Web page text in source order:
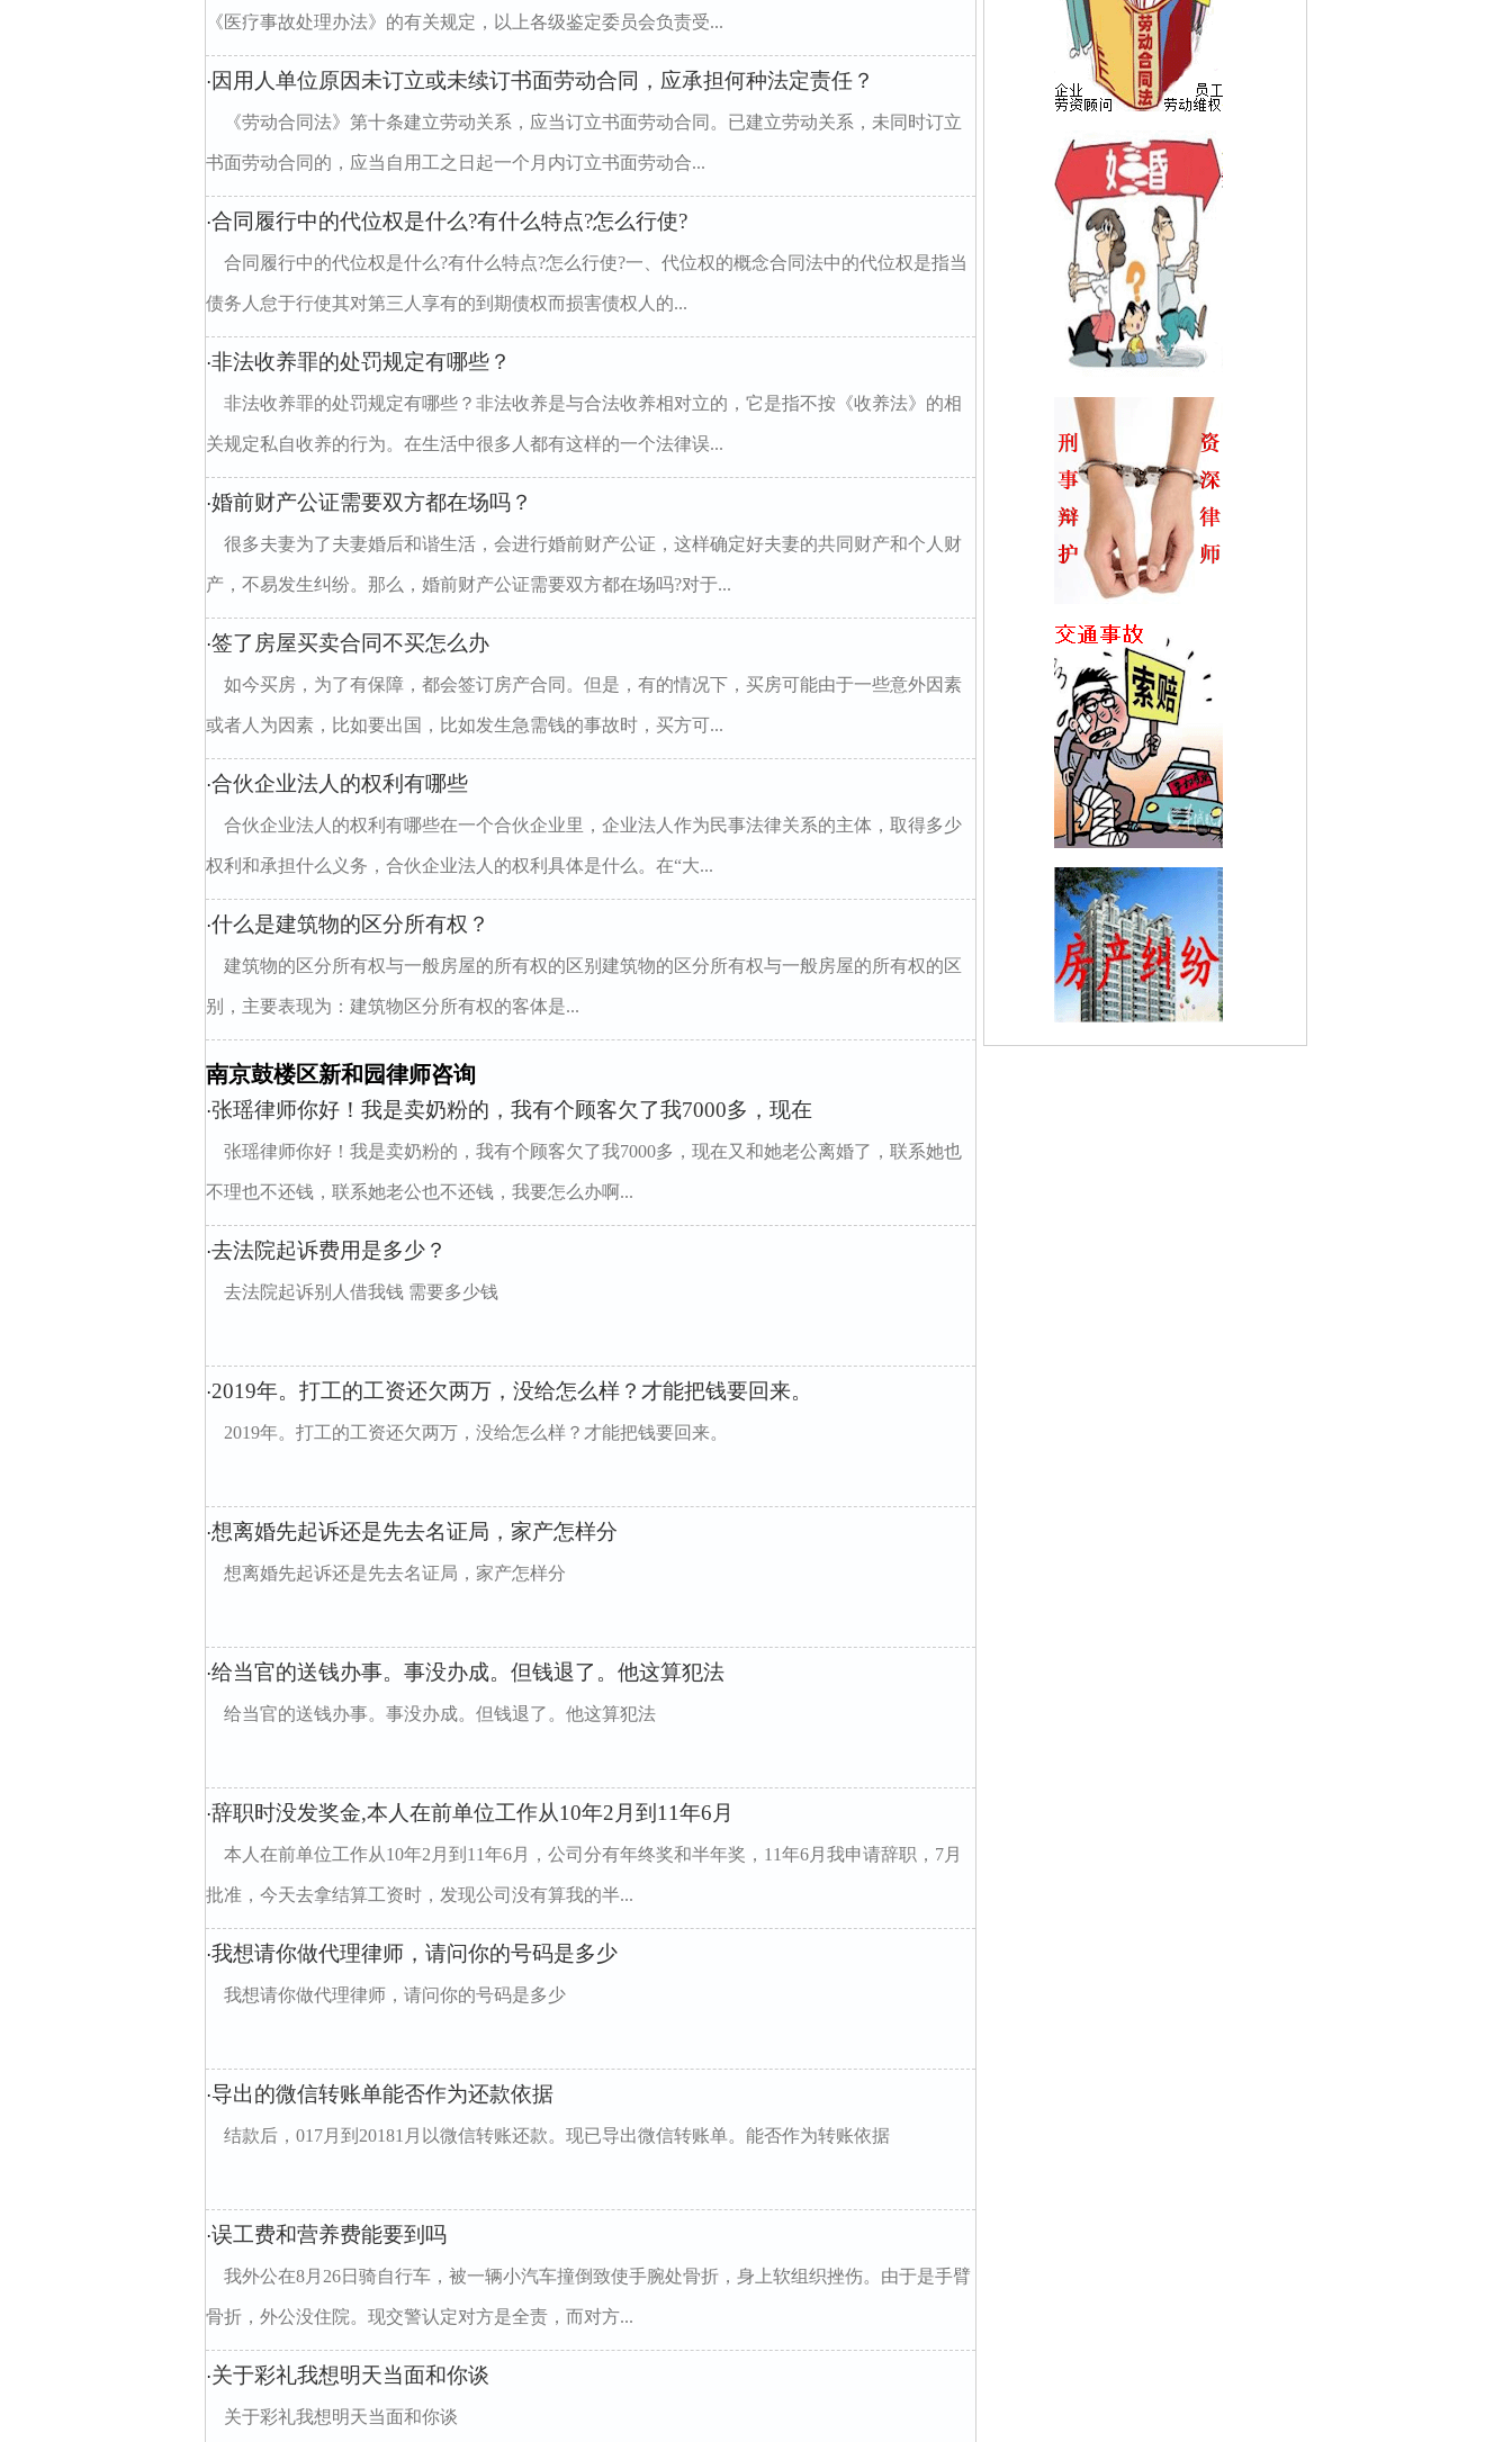
《医疗事故处理办法》的有关规定，以上各级鉴定委员会负责受...
· 因用人单位原因未订立或未续订书面劳动合同，应承担何种法定责任？
《劳动合同法》第十条建立劳动关系，应当订立书面劳动合同。已建立劳动关系，未同时订立
书面劳动合同的，应当自用工之日起一个月内订立书面劳动合...
·合同履行中的代位权是什么?有什么特点?怎么行使?
合同履行中的代位权是什么?有什么特点?怎么行使?一、代位权的概念合同法中的代位权是指当
债务人怠于行使其对第三人享有的到期债权而损害债权人的...
·非法收养罪的处罚规定有哪些？
非法收养罪的处罚规定有哪些？非法收养是与合法收养相对立的，它是指不按《收养法》的相
关规定私自收养的行为。在生活中很多人都有这样的一个法律误...
·婚前财产公证需要双方都在场吗？
很多夫妻为了夫妻婚后和谐生活，会进行婚前财产公证，这样确定好夫妻的共同财产和个人财
产，不易发生纠纷。那么，婚前财产公证需要双方都在场吗?对于...
·签了房屋买卖合同不买怎么办
如今买房，为了有保障，都会签订房产合同。但是，有的情况下，买房可能由于一些意外因素
或者人为因素，比如要出国，比如发生急需钱的事故时，买方可...
·合伙企业法人的权利有哪些
合伙企业法人的权利有哪些在一个合伙企业里，企业法人作为民事法律关系的主体，取得多少
权利和承担什么义务，合伙企业法人的权利具体是什么。在“大...
·什么是建筑物的区分所有权？
建筑物的区分所有权与一般房屋的所有权的区别建筑物的区分所有权与一般房屋的所有权的区
别，主要表现为：建筑物区分所有权的客体是...
南京鼓楼区新和园律师咨询
·张瑶律师你好！我是卖奶粉的，我有个顾客欠了我7000多，现在
张瑶律师你好！我是卖奶粉的，我有个顾客欠了我7000多，现在又和她老公离婚了，联系她也
不理也不还钱，联系她老公也不还钱，我要怎么办啊...
·去法院起诉费用是多少？
去法院起诉别人借我钱 需要多少钱
·2019年。打工的工资还欠两万，没给怎么样？才能把钱要回来。
2019年。打工的工资还欠两万，没给怎么样？才能把钱要回来。
·想离婚先起诉还是先去名证局，家产怎样分
想离婚先起诉还是先去名证局，家产怎样分
·给当官的送钱办事。事没办成。但钱退了。他这算犯法
给当官的送钱办事。事没办成。但钱退了。他这算犯法
·辞职时没发奖金,本人在前单位工作从10年2月到11年6月
本人在前单位工作从10年2月到11年6月，公司分有年终奖和半年奖，11年6月我申请辞职，7月
批准，今天去拿结算工资时，发现公司没有算我的半...
·我想请你做代理律师，请问你的号码是多少
我想请你做代理律师，请问你的号码是多少
·导出的微信转账单能否作为还款依据
结款后，017月到20181月以微信转账还款。现已导出微信转账单。能否作为转账依据
·误工费和营养费能要到吗
我外公在8月26日骑自行车，被一辆小汽车撞倒致使手腕处骨折，身上软组织挫伤。由于是手臂
骨折，外公没住院。现交警认定对方是全责，而对方...
·关于彩礼我想明天当面和你谈
关于彩礼我想明天当面和你谈
姚坊门婚姻家庭律师 宝地园婚姻家庭律